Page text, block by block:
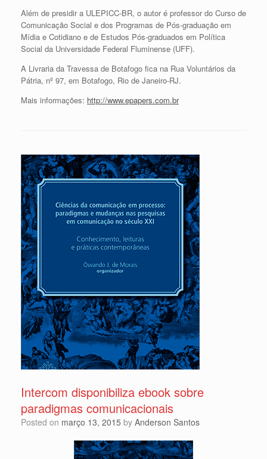
Além de presidir a ULEPICC-BR, o autor é professor do Curso de
Comunicação Social e dos Programas de Pós-graduação em
Mídia e Cotidiano e de Estudos Pós-graduados em Política
Social da Universidade Federal Fluminense (UFF).
A Livraria da Travessa de Botafogo fica na Rua Voluntários da
Pátria, nº 97, em Botafogo, Rio de Janeiro-RJ.
Mais informações: http://www.epapers.com.br
Intercom disponibiliza ebook sobre
paradigmas comunicacionais
Posted on março 13, 2015 by Anderson Santos